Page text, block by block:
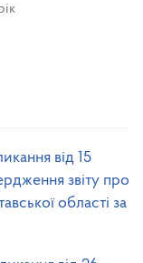
від 15
звіту про
області за